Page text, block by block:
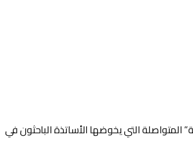
بالجديدة، تفاعل مع “المعارك النضالية” المتواصلة التي يخوضها الأساتذة الباحثون في